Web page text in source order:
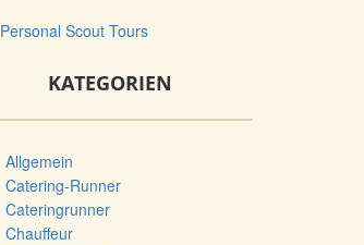
Personal Scout Tours
KATEGORIEN
Allgemein
Catering-Runner
Cateringrunner
Chauffeur